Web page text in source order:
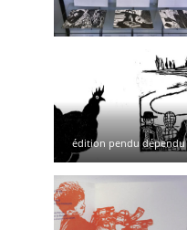
édition pendu dépendu